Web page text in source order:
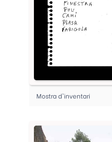
Mostra d'inventari